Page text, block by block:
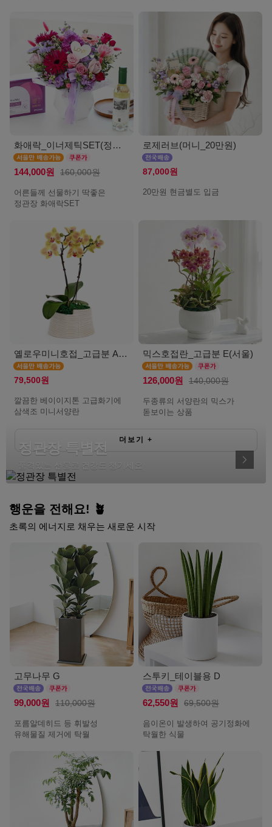
화애락_이너제틱SET(정관장_서울)
144,000원 160,000원
어른들께 선물하기 딱좋은
정관장 화애락SET
로제러브(머니_20만원)
87,000원
20만원 현금별도 입금
옐로우미니호접_고급분 A(서울)
79,500원
깔끔한 베이이지톤 고급화기에
삼색조 미니서양란
믹스호접란_고급분 E(서울)
126,000원 140,000원
두종류의 서양란의 믹스가
돋보이는 상품
더보기 +
정관장 특별전
품격있는 선물로 건강도 챙기세요
행운을 전해요! 🪴
초록의 에너지로 채우는 새로운 시작
고무나무 G
99,000원 110,000원
포름알데히드 등 휘발성
유해물질 제거에 탁월
스투키_테이블용 D
62,550원 69,500원
음이온이 발생하여 공기정화에
탁월한 식물